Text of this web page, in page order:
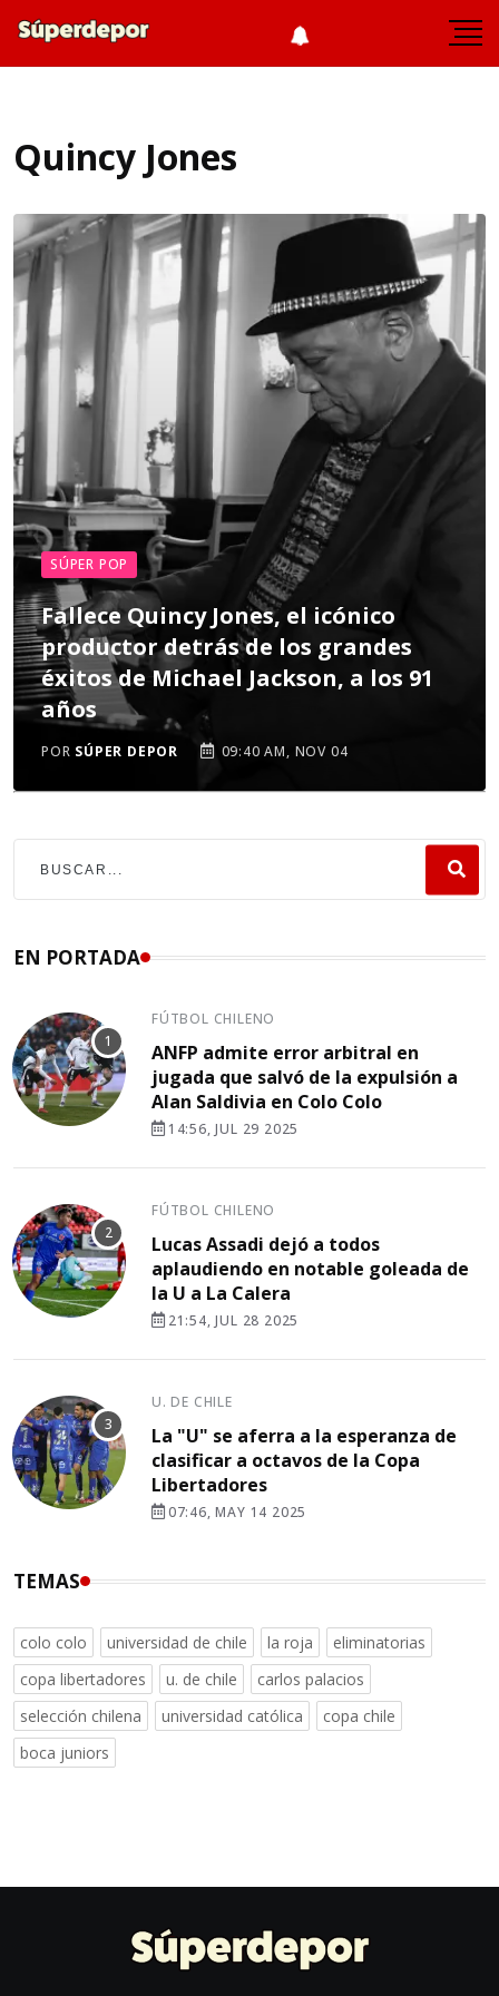
Quincy Jones
SÚPER POP
Fallece Quincy Jones, el icónico
productor detrás de los grandes
éxitos de Michael Jackson, a los 91
años
POR SÚPER DEPOR 09:40 AM, NOV 04
EN PORTADA
FÚTBOL CHILENO
ANFP admite error arbitral en
jugada que salvó de la expulsión a
Alan Saldivia en Colo Colo
14:56, JUL 29 2025
FÚTBOL CHILENO
Lucas Assadi dejó a todos
aplaudiendo en notable goleada de
la U a La Calera
21:54, JUL 28 2025
U. DE CHILE
La "U" se aferra a la esperanza de
clasificar a octavos de la Copa
Libertadores
07:46, MAY 14 2025
TEMAS
colo colo universidad de chile la roja
eliminatorias
copa libertadores
u. de chile
carlos palacios
selección chilena
universidad católica
copa chile
boca juniors